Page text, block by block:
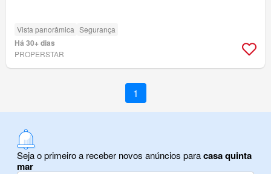
Vista panorâmica Segurança
Há 30+ dias
PROPERSTAR
1
Seja o primeiro a receber novos anúncios paracasa quinta
mar